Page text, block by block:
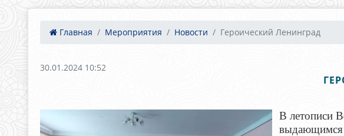
Главная Мероприятия Новости Героический Ленинград
30.01.2024 10:52
В летописи
выдающимся